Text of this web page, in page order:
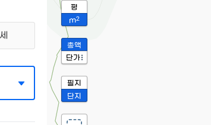
평
m2
총액
단가
필지
단지